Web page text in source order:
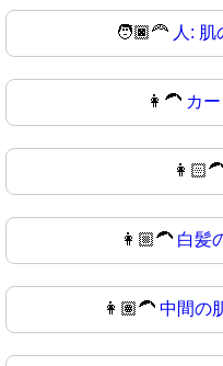
🧑🏿‍🦰 人:
👩‍🦱 カ
👩🏼‍🦱 白髪
👩🏽‍🦱 中間の